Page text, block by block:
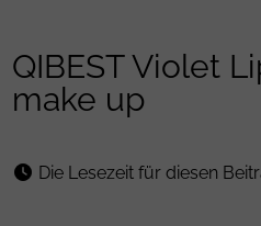
QIBEST Violet
make up
Die Lesezeit für diesen